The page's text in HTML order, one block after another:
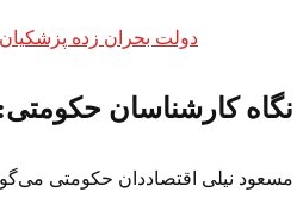
دولت بحران زده
نگاه کارشناسان
مسعود نیلی اقتصاددان حکومتی